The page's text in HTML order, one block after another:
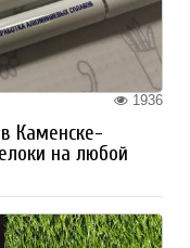
1936
Каменске-
на любой